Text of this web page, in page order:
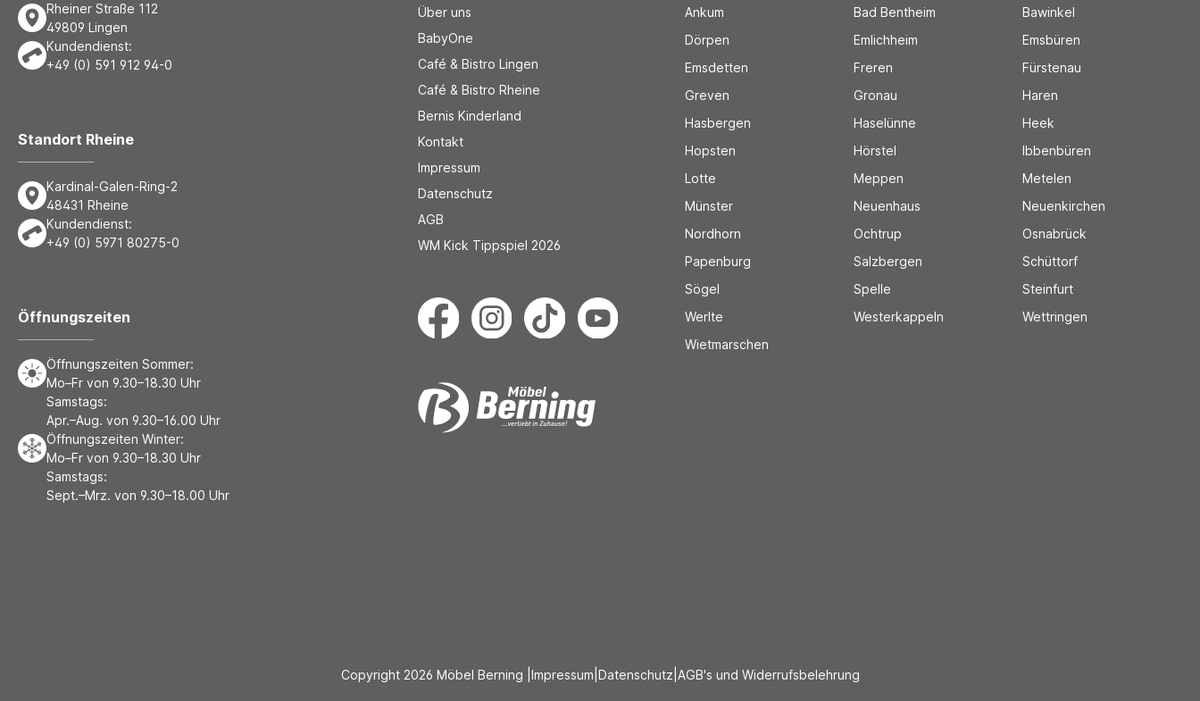
Rheiner Straße 112
49809 Lingen
Kundendienst:
+49 (0) 591 912 94-0
Standort Rheine
Kardinal-Galen-Ring-2
48431 Rheine
Kundendienst:
+49 (0) 5971 80275-0
Öffnungszeiten
Öffnungszeiten Sommer:
Mo–Fr von 9.30–18.30 Uhr
Samstags:
Apr.–Aug. von 9.30–16.00 Uhr
Öffnungszeiten Winter:
Mo–Fr von 9.30–18.30 Uhr
Samstags:
Sept.–Mrz. von 9.30–18.00 Uhr
Über uns
BabyOne
Café & Bistro Lingen
Café & Bistro Rheine
Bernis Kinderland
Kontakt
Impressum
Datenschutz
AGB
WM Kick Tippspiel 2026
Ankum Bad Bentheim
Bawinkel
Dörpen
Emlichheim
Emsbüren
Emsdetten
Freren
Fürstenau
Greven
Gronau
Haren
Hasbergen
Haselünne
Heek
Hopsten
Hörstel
Ibbenbüren
Lotte
Meppen
Metelen
Münster
Neuenhaus
Neuenkirchen
Nordhorn
Ochtrup
Osnabrück
Papenburg
Salzbergen
Schüttorf
Sögel
Spelle
Steinfurt
Werlte
Westerkappeln
Wettringen
Wietmarschen
Copyright 2026 Möbel Berning | Impressum Datenschutz AGB's und Widerrufsbelehrung